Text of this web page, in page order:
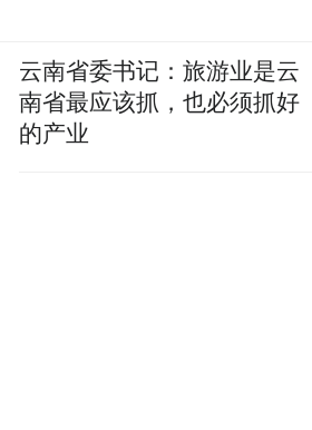
云南省委书记：旅游业是云
南省最应该抓，也必须抓好
的产业